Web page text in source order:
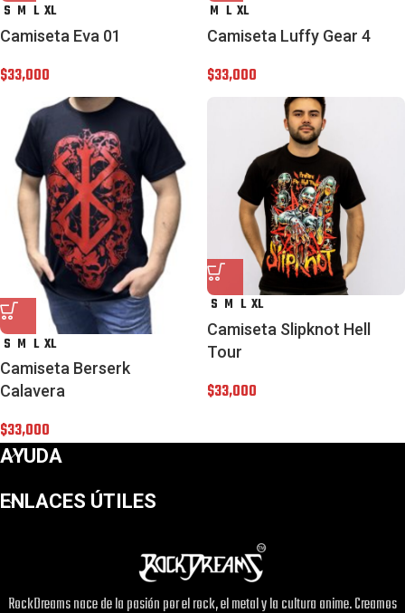
S M L XL
Camiseta Eva 01
$33,000
M L XL
Camiseta Luffy Gear 4
$33,000
S M L XL
Camiseta Berserk
Calavera
$33,000
S M L XL
Camiseta Slipknot Hell
Tour
$33,000
AYUDA
ENLACES ÚTILES
RockDreams nace de la pasión por el rock, el metal y la cultura anime. Creamos